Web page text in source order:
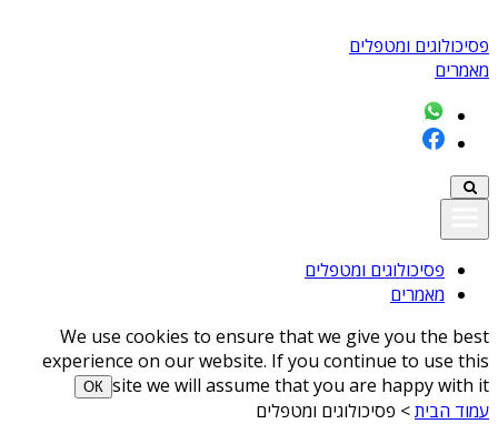
פסיכולוגים ומטפלים
מאמרים
פסיכולוגים ומטפלים
מאמרים
We use cookies to ensure that we give you the best
experience on our website. If you continue to use this
site we will assume that you are happy with it
ОК
עמוד הבית> פסיכולוגים ומטפלים